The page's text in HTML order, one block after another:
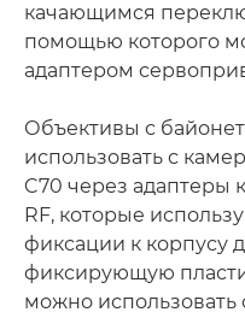
качающимся
помощью которого
адаптером
Объективы с
использовать с
C70 через адаптеры
RF, которые
фиксации к корпусу
фиксирующую
можно